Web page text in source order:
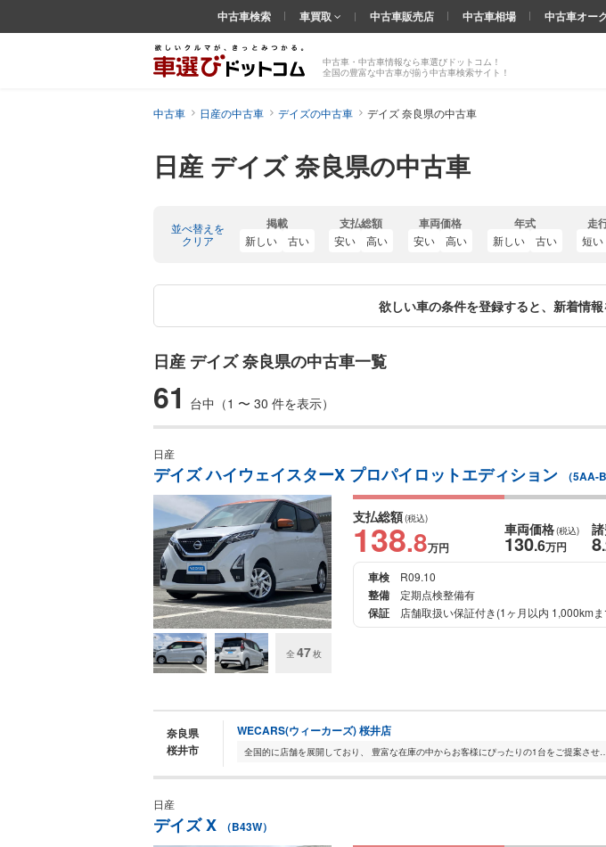
日産 デイズ 奈良県の中古車
中古車・中古車情報なら車選びドットコム！
全国の豊富な中古車が揃う中古車検索サイト！
中古車検索 車買取 中古車販売店 中古車相場 中古車オー
中古車 日産の中古車 デイズの中古車 デイズ 奈良県の中古車
並べ替えを
クリア
掲載
新しい 古い
支払総額
安い 高い
車両価格
安い 高い
年式
新しい 古い
走
短い
欲しい車の条件を登録すると、新着情報
日産 デイズ 奈良県の中古車一覧
61 台中（1 〜 30 件を表示）
日産
デイズ ハイウェイスターX プロパイロットエディション （5AA-
全 47枚
支払総額(税込)
138.8万円
車両価格(税込)
130.6万円 8
車検
R09.10
整備 定期点検整備有
保証 店舗取扱い保証付き(1ヶ月以内 1,000kmま
奈良県
桜井市
WECARS(ウィーカーズ) 桜井店
全国的に店舗を展開しており、 豊富な在庫の中からお客様にぴったりの1台をご提案させ
日産
デイズ X （B43W）